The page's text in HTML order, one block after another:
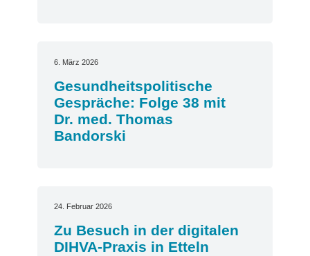
6. März 2026
Gesundheitspolitische
Gespräche: Folge 38 mit
Dr. med. Thomas
Bandorski
24. Februar 2026
Zu Besuch in der digitalen
DIHVA-Praxis in Etteln